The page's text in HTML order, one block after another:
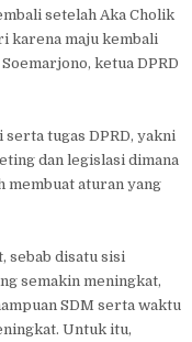
setelah Aka Cholik
karena maju kembali
ketua DPRD
serta tugas DPRD, yakni
dan legislasi dimana
membuat aturan yang
sebab disatu sisi
semakin meningkat,
SDM serta waktu
Untuk itu,